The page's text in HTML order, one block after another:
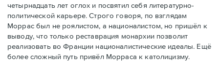
четырнадцать лет оглох и посвятил себя литературно-
политической карьере. Строго говоря, по взглядам
Моррас был не роялистом, а националистом, но пришёл к
выводу, что только реставрация монархии позволит
реализовать во Франции националистические идеалы. Ещё
более сложный путь привёл Морраса к католицизму.